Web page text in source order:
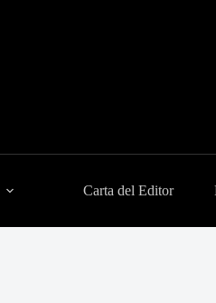
Carta del Editor